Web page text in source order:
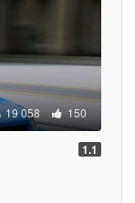
19 058 150
1.1